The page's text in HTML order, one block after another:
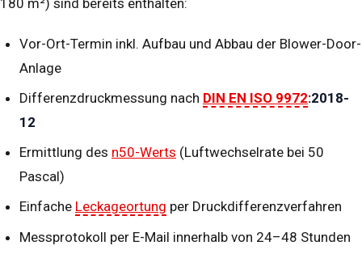
Vor-Ort-Termin inkl. Aufbau und Abbau der Blower-Door-
Anlage
Differenzdruckmessung nach DIN EN ISO 9972:2018-
12
Ermittlung des n50-Werts (Luftwechselrate bei 50
Pascal)
Einfache Leckageortung per Druckdifferenzverfahren
Messprotokoll per E-Mail innerhalb von 24–48 Stunden